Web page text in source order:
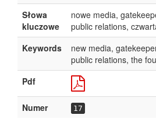
Słowa
kluczowe
nowe media,
public relations,
Keywords
new media,
public relations, the
Pdf
Numer 17